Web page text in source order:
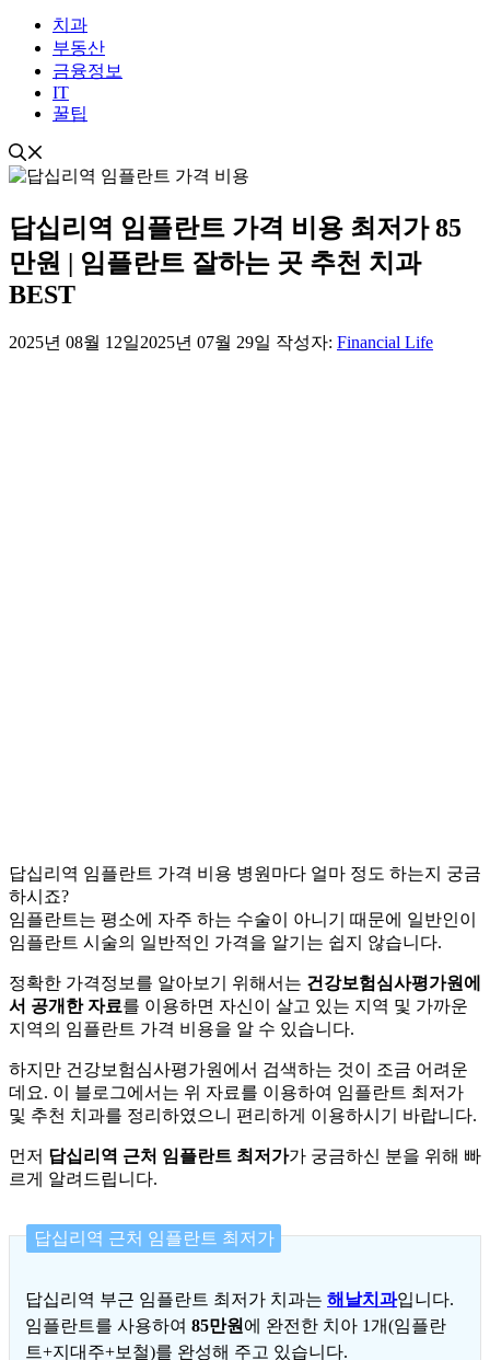
치과
부동산
금융정보
IT
꿀팁
답십리역 임플란트 가격 비용 최저가 85
만원 | 임플란트 잘하는 곳 추천 치과
BEST
2025년 08월 12일2025년 07월 29일 작성자: Financial Life
답십리역 임플란트 가격 비용 병원마다 얼마 정도 하는지 궁금
하시죠?
임플란트는 평소에 자주 하는 수술이 아니기 때문에 일반인이
임플란트 시술의 일반적인 가격을 알기는 쉽지 않습니다.
정확한 가격정보를 알아보기 위해서는 건강보험심사평가원에
서 공개한 자료를 이용하면 자신이 살고 있는 지역 및 가까운
지역의 임플란트 가격 비용을 알 수 있습니다.
하지만 건강보험심사평가원에서 검색하는 것이 조금 어려운
데요. 이 블로그에서는 위 자료를 이용하여 임플란트 최저가
및 추천 치과를 정리하였으니 편리하게 이용하시기 바랍니다.
먼저 답십리역 근처 임플란트 최저가가 궁금하신 분을 위해 빠
르게 알려드립니다.
답십리역 근처 임플란트 최저가
답십리역 부근 임플란트 최저가 치과는 해날치과입니다.
임플란트를 사용하여 85만원 에 완전한 치아 1개(임플란
트+지대주+보철)를 완성해 주고 있습니다.